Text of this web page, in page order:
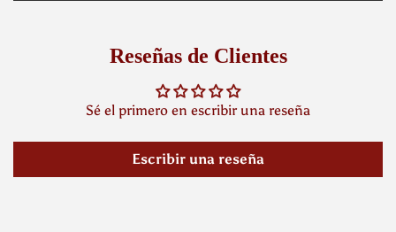
Reseñas de Clientes
Sé el primero en escribir una reseña
Escribir una reseña